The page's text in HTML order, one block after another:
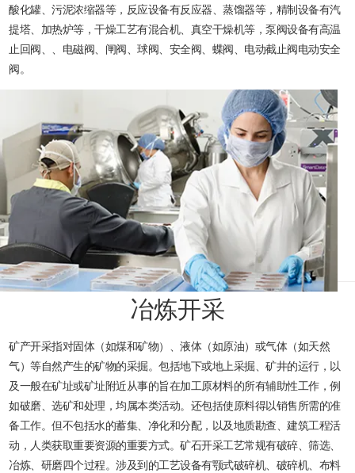
酸化罐、污泥浓缩器等，反应设备有反应器、蒸馏器等，精制设备有汽
提塔、加热炉等，干燥工艺有混合机、真空干燥机等，泵阀设备有高温
止回阀、、电磁阀、闸阀、球阀、安全阀、蝶阀、电动截止阀电动安全
阀。
冶炼开采
矿产开采指对固体（如煤和矿物）、液体（如原油）或气体（如天然
气）等自然产生的矿物的采掘。包括地下或地上采掘、矿井的运行，以
及一般在矿址或矿址附近从事的旨在加工原材料的所有辅助性工作，例
如破磨、选矿和处理，均属本类活动。还包括使原料得以销售所需的准
备工作。但不包括水的蓄集、净化和分配，以及地质勘查、建筑工程活
动，人类获取重要资源的重要方式。矿石开采工艺常规有破碎、筛选、
冶炼、研磨四个过程。涉及到的工艺设备有颚式破碎机、破碎机、布料